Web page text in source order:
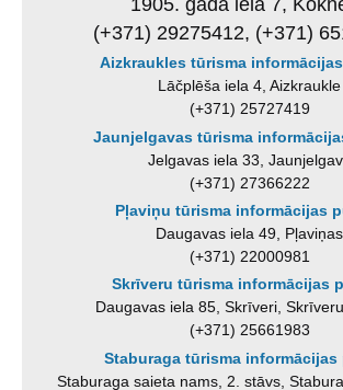
1905. gada iela 7,
(+371) 29275412, (+371)
Aizkraukles tūrisma
Lāčplēša iela 4, Aizkraukle
(+371) 25727419
Jaunjelgavas tūrisma
Jelgavas iela 33,
(+371) 27366222
Pļaviņu tūrisma informācijas
Daugavas iela 49, Pļaviņas
(+371) 22000981
Skrīveru tūrisma informācijas
Daugavas iela 85, Skrīveri,
(+371) 25661983
Staburaga tūrisma
Staburaga saieta nams, 2. stāvs,